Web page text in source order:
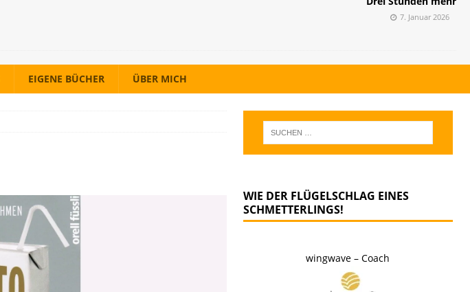
7. Januar 2026
EIGENE BÜCHER ÜBER MICH
WIE DER FLÜGELSCHLAG EINES
SCHMETTERLINGS!
wingwave – Coach